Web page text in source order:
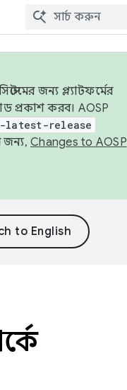
জন্য প্ল্যাটফর্মের
প্রকাশ করব। AOSP
latest-release
জন্য, Changes to AOSP